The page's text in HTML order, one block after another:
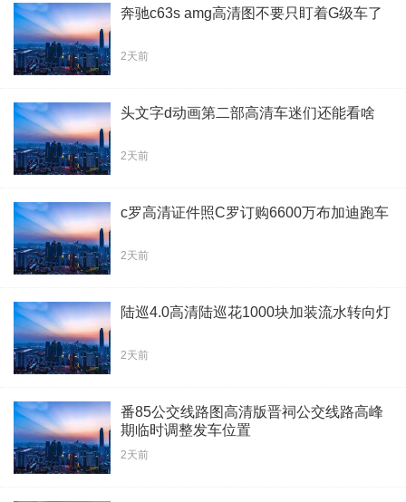
奔驰c63s amg高清图不要只盯着G级车了
2天前
头文字d动画第二部高清车迷们还能看啥
2天前
c罗高清证件照C罗订购6600万布加迪跑车
2天前
陆巡4.0高清陆巡花1000块加装流水转向灯
2天前
番85公交线路图高清版晋祠公交线路高峰
期临时调整发车位置
2天前